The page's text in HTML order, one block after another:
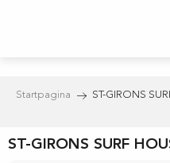
Startpagina ST-GIRONS
ST-GIRONS SURF